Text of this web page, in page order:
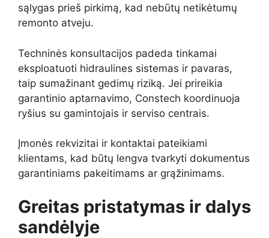
sąlygas prieš pirkimą, kad nebūtų netikėtumų
remonto atveju.
Techninės konsultacijos padeda tinkamai
eksploatuoti hidraulines sistemas ir pavaras,
taip sumažinant gedimų riziką. Jei prireikia
garantinio aptarnavimo, Constech koordinuoja
ryšius su gamintojais ir serviso centrais.
Įmonės rekvizitai ir kontaktai pateikiami
klientams, kad būtų lengva tvarkyti dokumentus
garantiniams pakeitimams ar grąžinimams.
Greitas pristatymas ir dalys
sandėlyje